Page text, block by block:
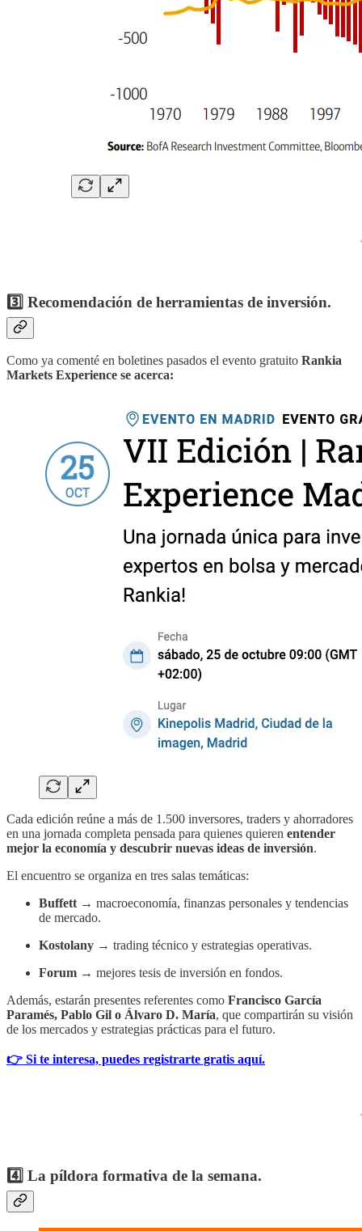
3️⃣ Recomendación de herramientas de inversión.
Como ya comenté en boletines pasados el evento gratuito Rankia
Markets Experience se acerca:
Cada edición reúne a más de 1.500 inversores, traders y ahorradores
en una jornada completa pensada para quienes quieren entender
mejor la economía y descubrir nuevas ideas de inversión.
El encuentro se organiza en tres salas temáticas:
Buffett → macroeconomía, finanzas personales y tendencias
de mercado.
Kostolany → trading técnico y estrategias operativas.
Forum → mejores tesis de inversión en fondos.
Además, estarán presentes referentes como Francisco García
Paramés, Pablo Gil o Álvaro D. María, que compartirán su visión
de los mercados y estrategias prácticas para el futuro.
👉 Si te interesa, puedes registrarte gratis aquí.
4️⃣ La píldora formativa de la semana.